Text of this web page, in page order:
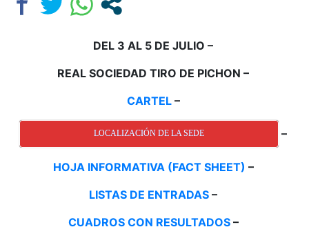
DEL 3 AL 5 DE JULIO –
REAL SOCIEDAD TIRO DE PICHON –
CARTEL–
LOCALIZACIÓN DE LA SEDE –
HOJA INFORMATIVA (FACT SHEET) –
LISTAS DE ENTRADAS –
CUADROS CON RESULTADOS–